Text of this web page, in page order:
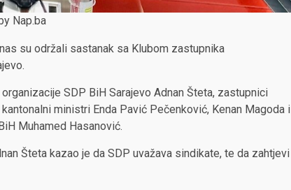
Nap.ba
su održali sastanak sa Klubom zastupnika
SDP BiH Sarajevo Adnan Šteta, zastupnici
ministri Enda Pavić Pečenković, Kenan Magoda i
Muhamed Hasanović.
Šteta kazao je da SDP uvažava sindikate, te da zahtjevi